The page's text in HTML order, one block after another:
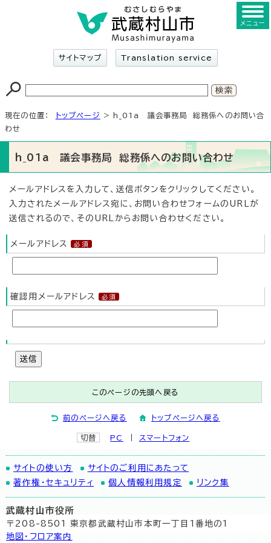
サイトマップ Translation service
メニュー
現在の位置： トップページ
> h_01a 議会事務局 総務係へのお問い合
わせ
h_01a 議会事務局 総務係へのお問い合わせ
メールアドレスを入力して、送信ボタンをクリックしてください。
入力されたメールアドレス宛に、お問い合わせフォームのURLが
送信されるので、そのURLからお問い合わせください。
メールアドレス
確認用メールアドレス
送信
このページの先頭へ戻る
前のページへ戻る トップページへ戻る
切替 PC スマートフォン
サイトの使い方
サイトのご利用にあたって
著作権・セキュリティ
個人情報利用規定 リンク集
武蔵村山市役所
〒208-8501 東京都武蔵村山市本町一丁目1番地の1
地図･フロア案内